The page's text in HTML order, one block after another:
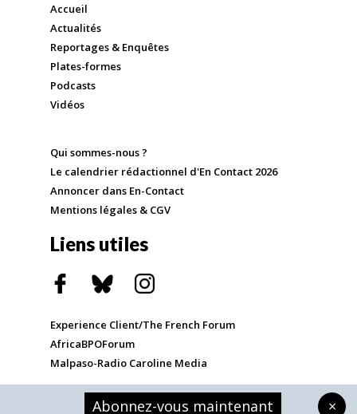
Accueil
Actualités
Reportages & Enquêtes
Plates-formes
Podcasts
Vidéos
Qui sommes-nous ?
Le calendrier rédactionnel d'En Contact 2026
Annoncer dans En-Contact
Mentions légales & CGV
Liens utiles
Experience Client/The French Forum
AfricaBPOForum
Malpaso-Radio Caroline Media
Abonnez-vous maintenant ×